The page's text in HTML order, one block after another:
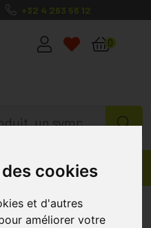
cookies
et d'autres
améliorer votre
+32 4 263 56 12
ma santé, mes
0
Produits
Duo